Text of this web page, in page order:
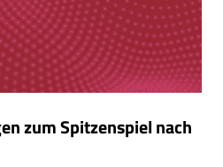
zum Spitzenspiel nach